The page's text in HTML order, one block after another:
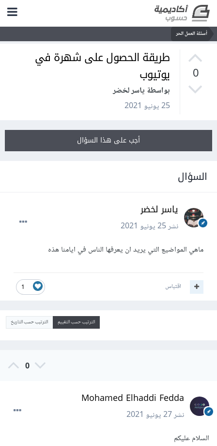
أسئلة العمل الحر
0
طريقة الحصول على شهرة في
يوتيوب
بواسطة ياسر لخضر
25 يونيو 2021
أجب على هذا السؤال
السؤال
ياسر لخضر
نشر25 يونيو 2021
ماهي المواضيع التي يريد ان يعرفها الناس في ايامنا هذه
1 اقتباس
الترتيب حسب التقييم الترتيب حسب التاريخ
0
Mohamed Elhaddi Fedda
نشر27 يونيو 2021
السلام عليكم